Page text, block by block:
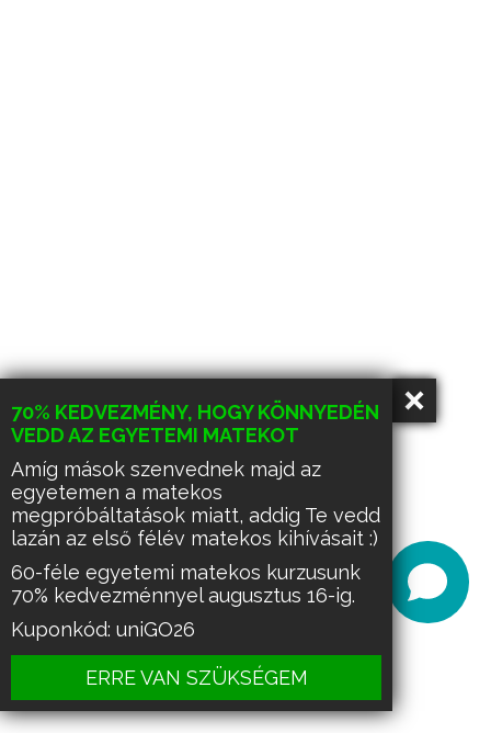
70% KEDVEZMÉNY, HOGY KÖNNYEDÉN
VEDD AZ EGYETEMI MATEKOT
Amíg mások szenvednek majd az
egyetemen a matekos
megpróbáltatások miatt, addig Te vedd
lazán az első félév matekos kihívásait :)
60-féle egyetemi matekos kurzusunk
70% kedvezménnyel augusztus 16-ig.
Kuponkód: uniGO26
ERRE VAN SZÜKSÉGEM